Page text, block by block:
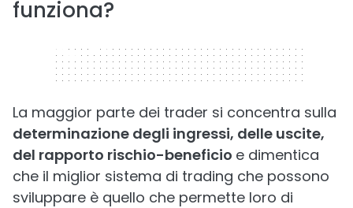
funziona?
320 x 50
La maggior parte dei trader si concentra sulla
determinazione degli ingressi, delle uscite,
del rapporto rischio-beneficio e dimentica
che il miglior sistema di trading che possono
sviluppare è quello che permette loro di